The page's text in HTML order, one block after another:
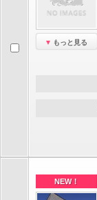
もっと見る
NEW！